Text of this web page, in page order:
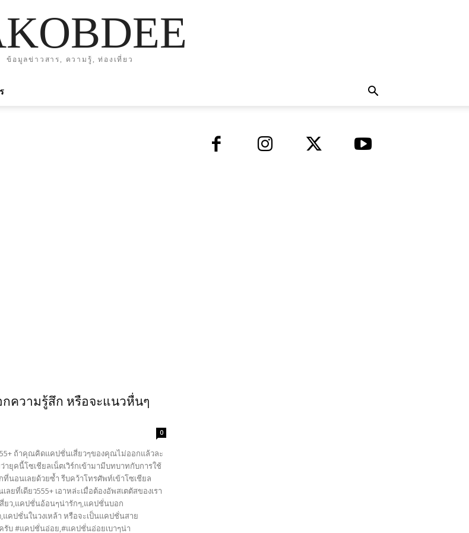
ข้อมูลข่าวสาร, ความรู้, ท่องเที่ยว
ความรู้สึก หรือจะแนวหื่นๆ
0
ถ้าคุณคิดแคปชั่นเสี่ยวๆของคุณไม่ออกแล้วละ
ายุคนี้โซเชียลเน็ตเวิร์กเข้ามามีบทบาทกับการใช้
นอนเลยด้วยซ้ำ รีบคว้าโทรศัพท์เข้าโซเชียล
ยที่เดียว555+ เอาหล่ะเมื่อต้องอัพสเตตัสของเรา
ยว,แคปชั่นอ้อนๆน่ารักๆ,แคปชั่นบอก
ปชั่นในวงเหล้า หรือจะเป็นแคปชั่นสาย
รับ #แคปชั่นอ่อย,#แคปชั่นอ่อยเบาๆน่า